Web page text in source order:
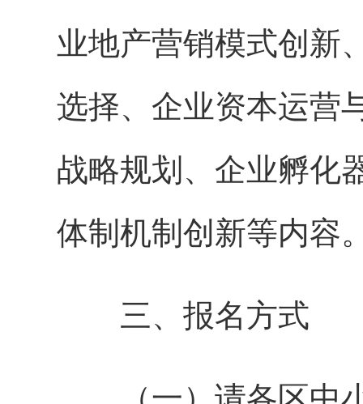
业地产营销模式创新
选择、企业资本运营
战略规划、企业孵化
体制机制创新等内容
三、报名方式